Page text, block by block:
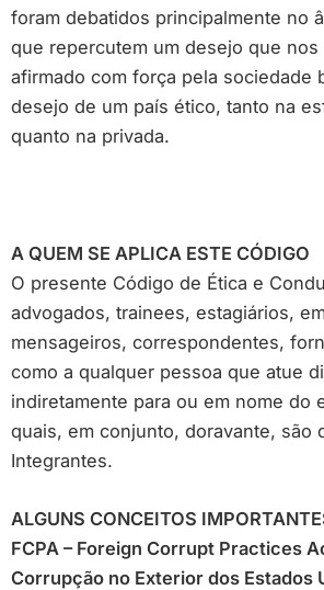
foram debatidos principalmente no
que repercutem um desejo que
afirmado com força pela sociedade
desejo de um país ético, tanto na
quanto na privada.
A QUEM SE APLICA ESTE CÓDIGO
O presente Código de Ética e
advogados, trainees, estagiários,
mensageiros, correspondentes,
como a qualquer pessoa que atue
indiretamente para ou em nome do
quais, em conjunto, doravante, são
Integrantes.
ALGUNS CONCEITOS
FCPA – Foreign Corrupt Practices
Corrupção no Exterior dos Estados